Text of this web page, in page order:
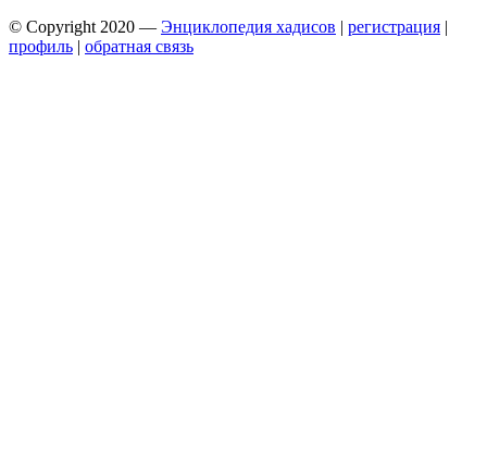
© Copyright 2020 — Энциклопедия хадисов | регистрация |
профиль | обратная связь